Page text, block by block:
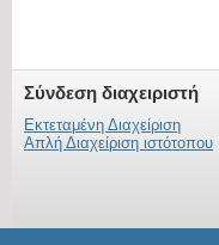
Σύνδεση διαχειριστή
Εκτεταμένη Διαχείριση
Απλή Διαχείριση ιστότοπου